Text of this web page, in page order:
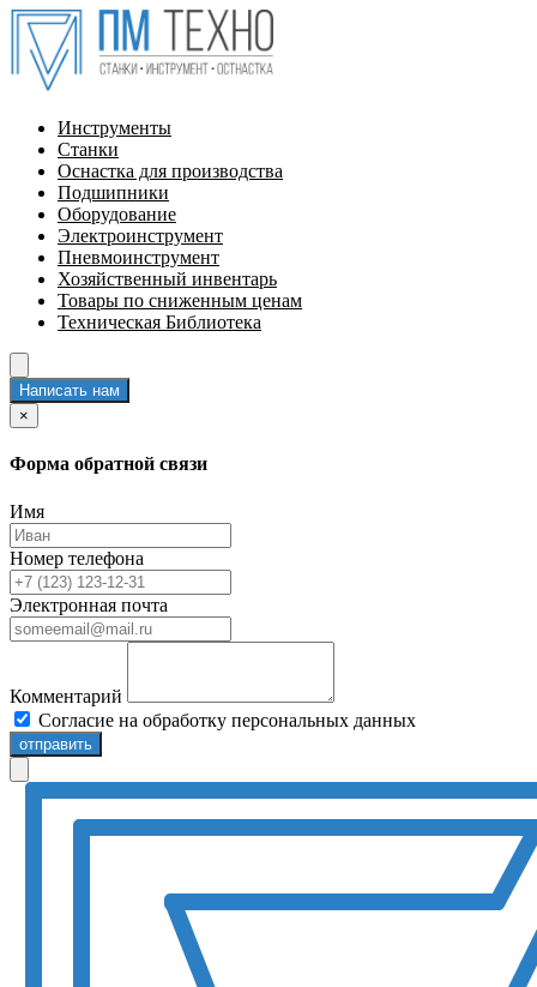
Инструменты
Станки
Оснастка для производства
Подшипники
Оборудование
Электроинструмент
Пневмоинструмент
Хозяйственный инвентарь
Товары по сниженным ценам
Техническая Библиотека
Написать нам
×
Форма обратной связи
Имя
Номер телефона
Электронная почта
Комментарий
Согласие на обработку персональных данных
отправить